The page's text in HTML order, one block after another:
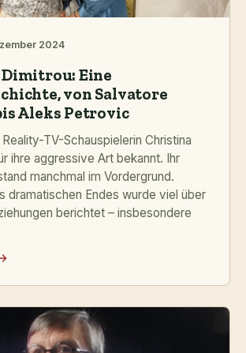
2024
Eine
von Salvatore
Aleks Petrovic
TV-Schauspielerin Christina
ihre aggressive Art bekannt. Ihr
manchmal im Vordergrund.
dramatischen Endes wurde viel über
berichtet – insbesondere